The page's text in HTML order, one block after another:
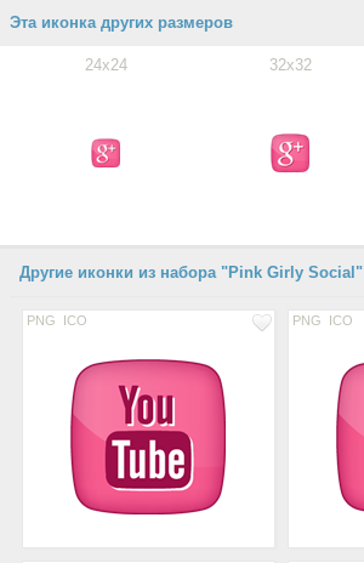
Эта иконка других размеров
24x24 32x32
Другие иконки из набора "Pink Girly Social"
PNG ICO PNG ICO